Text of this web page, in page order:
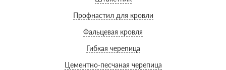
Профнастил для кровли
Фальцевая кровля
Гибкая черепица
Цементно-песчаная черепица